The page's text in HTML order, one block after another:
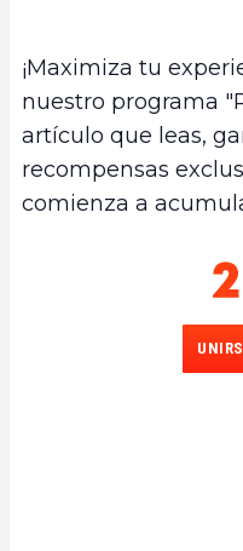
¡Maximiza tu
nuestro programa
artículo que leas,
recompensas
comienza a